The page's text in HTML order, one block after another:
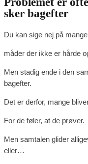
sker bagefter
Du kan sige nej på
måder der ikke er hårde
Men stadig ende i den
bagefter.
Det er derfor, mange
For de føler, at de prøver.
Men samtalen glider
eller…